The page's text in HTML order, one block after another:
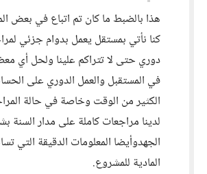
هذا بالضبط ما كان تم اتباع في بعض
كنا نأتي بمستقل يعمل بدوام جزئي
دوري حتى لا تتراكم علينا ولحل أي
في المستقبل والعمل الدوري على
الكثير من الوقت وخاصة في حالة
لدينا مراجعات كاملة على مدار السنة
الجهدوأيضا المعلومات الدقيقة التي
المادية للمشروع.